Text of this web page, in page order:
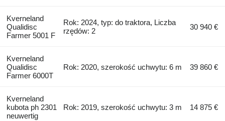
Kverneland
Qualidisc
Farmer 5001 F
Rok: 2024, typ: do traktora, Liczba
rzędów: 2
30 940 €
Kverneland
Qualidisc
Farmer 6000T
Rok: 2020, szerokość uchwytu: 6 m 39 860 €
Kverneland
kubota ph 2301
neuwertig
Rok: 2019, szerokość uchwytu: 3 m 14 875 €